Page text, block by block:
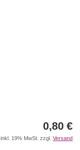
0,80 €
inkl. 19% MwSt. zzgl. Versand